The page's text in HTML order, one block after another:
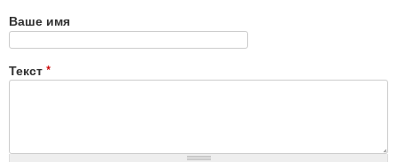
Ваше имя
Текст *